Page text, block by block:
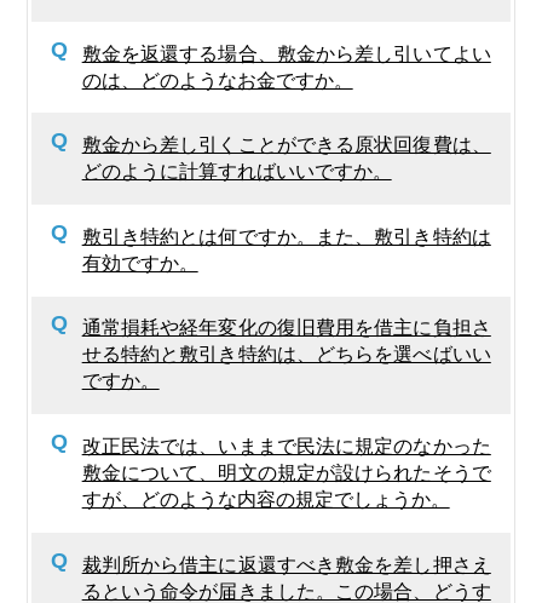
Q
敷金を返還する場合、敷金から差し引いてよい
のは、どのようなお金ですか。
Q
敷金から差し引くことができる原状回復費は、
どのように計算すればいいですか。
Q
敷引き特約とは何ですか。また、敷引き特約は
有効ですか。
Q
通常損耗や経年変化の復旧費用を借主に負担さ
せる特約と敷引き特約は、どちらを選べばいい
ですか。
Q
改正民法では、いままで民法に規定のなかった
敷金について、明文の規定が設けられたそうで
すが、どのような内容の規定でしょうか。
Q
裁判所から借主に返還すべき敷金を差し押さえ
るという命令が届きました。この場合、どうす